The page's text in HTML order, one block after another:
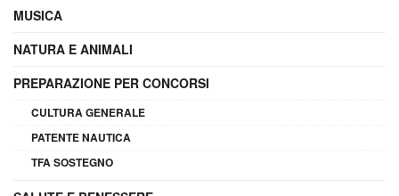
MUSICA
NATURA E ANIMALI
PREPARAZIONE PER CONCORSI
CULTURA GENERALE
PATENTE NAUTICA
TFA SOSTEGNO